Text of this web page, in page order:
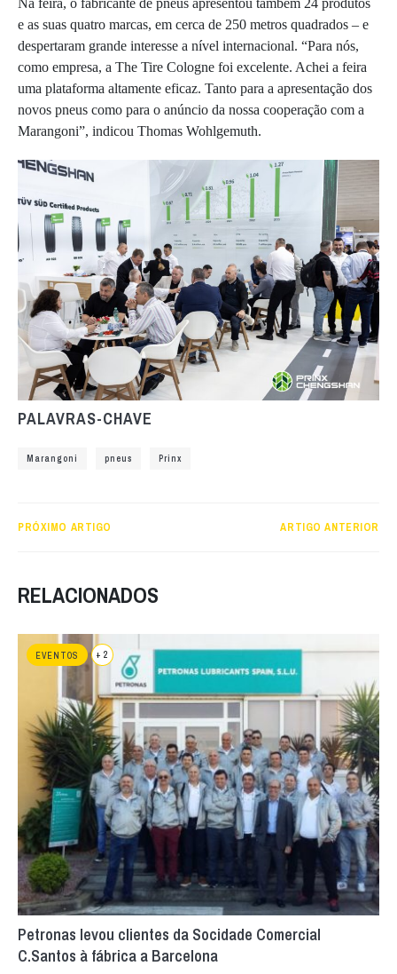
e as suas quatro marcas, em cerca de 250 metros quadrados – e
despertaram grande interesse a nível internacional. “Para nós,
como empresa, a The Tire Cologne foi excelente. Achei a feira
uma plataforma altamente eficaz. Tanto para a apresentação dos
novos pneus como para o anúncio da nossa cooperação com a
Marangoni”, indicou Thomas Wohlgemuth.
PALAVRAS-CHAVE
Marangoni pneus Prinx
PRÓXIMO ARTIGO ARTIGO ANTERIOR
RELACIONADOS
EVENTOS + 2
Petronas levou clientes da Socidade Comercial
C.Santos à fábrica a Barcelona